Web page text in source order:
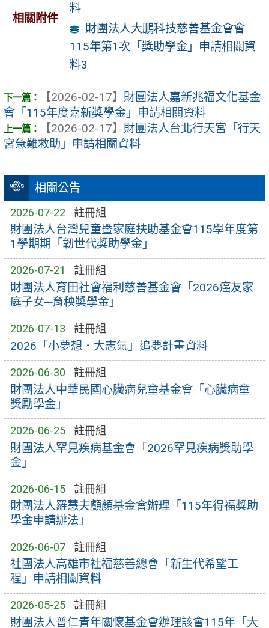
相關公告
2026-07-22 註冊組
財團法人台灣兒童暨家庭扶助基金會115學年度第
1學期期「韌世代獎助學金」
2026-07-21 註冊組
財團法人育田社會福利慈善基金會「2026癌友家
庭子女─育秧獎學金」
2026-07-13 註冊組
2026「小夢想．大志氣」追夢計畫資料
2026-06-30 註冊組
財團法人中華民國心臟病兒童基金會「心臟病童
獎勵學金」
2026-06-25 註冊組
財團法人罕見疾病基金會「2026罕見疾病獎助學
金」
2026-06-15 註冊組
財團法人羅慧夫顱顏基金會辦理「115年得福獎助
學金申請辦法」
2026-06-07 註冊組
社團法人高雄市社福慈善總會「新生代希望工
程」申請相關資料
2026-05-25 註冊組
財團法人普仁青年關懷基金會辦理該會115年「大
相關附件
料
財團法人大鵬科技慈善基金會會
115年第1次「獎助學金」申請相關資
料3
【2026-02-17】 財團法人嘉新兆福文化基金
會「115年度嘉新獎學金」申請相關資料
【2026-02-17】 財團法人台北行天宮「行天
宮急難救助」申請相關資料